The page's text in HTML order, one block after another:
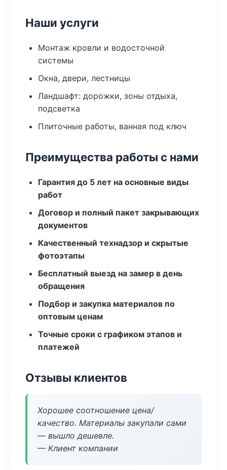
Наши услуги
Монтаж кровли и водосточной
системы
Окна, двери, лестницы
Ландшафт: дорожки, зоны отдыха,
подсветка
Плиточные работы, ванная под ключ
Преимущества работы с нами
Гарантия до 5 лет на основные виды
работ
Договор и полный пакет закрывающих
документов
Качественный технадзор и скрытые
фотоэтапы
Бесплатный выезд на замер в день
обращения
Подбор и закупка материалов по
оптовым ценам
Точные сроки с графиком этапов и
платежей
Отзывы клиентов
Хорошее соотношение цена/
качество. Материалы закупали сами
— вышло дешевле.
— Клиент компании